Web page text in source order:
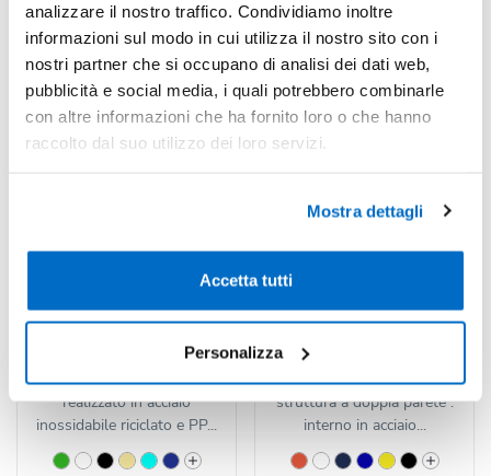
analizzare il nostro traffico. Condividiamo inoltre
informazioni sul modo in cui utilizza il nostro sito con i
nostri partner che si occupano di analisi dei dati web,
pubblicità e social media, i quali potrebbero combinarle
con altre informazioni che ha fornito loro o che hanno
raccolto dal suo utilizzo dei loro servizi.
Mostra dettagli
Accetta tutti
Personalizza
Bicchiere Termico Acuma
Bicchiere termico da 300 ml
realizzato in acciaio
inossidabile riciclato e PP...
Bicchiere Termico Horan
Il Bicchiere Termico Horan ha
struttura a doppia parete :
interno in acciaio...